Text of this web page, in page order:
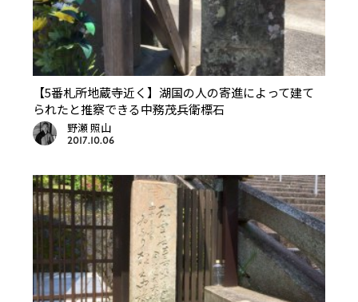
【5番札所地蔵寺近く】湖国の人の寄進によって建て
られたと推察できる中務茂兵衛標石
野瀬 照山
2017.10.06